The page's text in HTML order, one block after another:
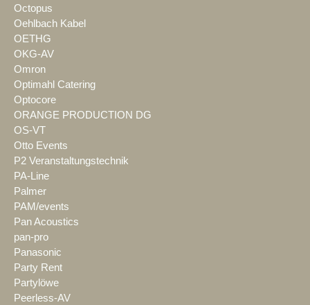
Octopus
Oehlbach Kabel
OETHG
OKG-AV
Omron
Optimahl Catering
Optocore
ORANGE PRODUCTION DG
OS-VT
Otto Events
P2 Veranstaltungstechnik
PA-Line
Palmer
PAM/events
Pan Acoustics
pan-pro
Panasonic
Party Rent
Partylöwe
Peerless-AV